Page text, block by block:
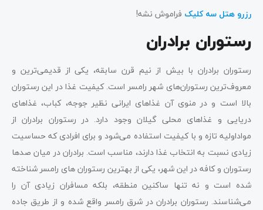
رزرو هتل سه کلیک فراموش نشه!
رستوران برادران
رستوران برادران با بیش از نیم قرن سابقه، یکی از قدیمی‌ترین و
معروف‌ترین رستوران‌های شهر رامسر است. کیفیت غذا در این رستوران
بالا است و در منوی آن غذاهای ایرانی نظیر جوجه، کباب، غذاهای
دریایی و غذاهای محلی گیلان وجود دارد. در رستوران برادران از
مواداولیه تازه و با کیفیت استفاده می‌شود و برای افرادی که حساسیت
زیادی نسبت به انتخاب غذا دارند، مناسب است. برادران در میان صدها
رستوران و کافه در این شهر، یکی از بهترین رستوران های رامسر شناخته
شده است و نه تنها ساکنین منطقه، بلکه مسافران زیادی آن را
می‌شناسند. رستوران برادران در شرق رامسر واقع شده و از طریق جاده